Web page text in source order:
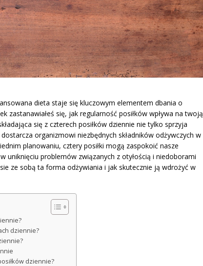
dieta staje się kluczowym elementem dbania o
zastanawiałeś się, jak regularność posiłków wpływa na twoją
się z czterech posiłków dziennie nie tylko sprzyja
organizmowi niezbędnych składników odżywczych w
planowaniu, cztery posiłki mogą zaspokoić nasze
uniknięciu problemów związanych z otyłością i niedoborami
ze sobą ta forma odżywiania i jak skutecznie ją wdrożyć w
dziennie?
dziennie?